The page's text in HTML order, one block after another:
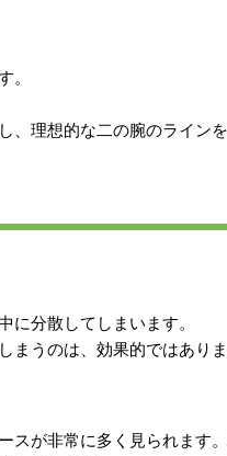
。
、理想的な二の腕のライン
分散してしまいます。
まうのは、効果的ではありま
スが非常に多く見られます